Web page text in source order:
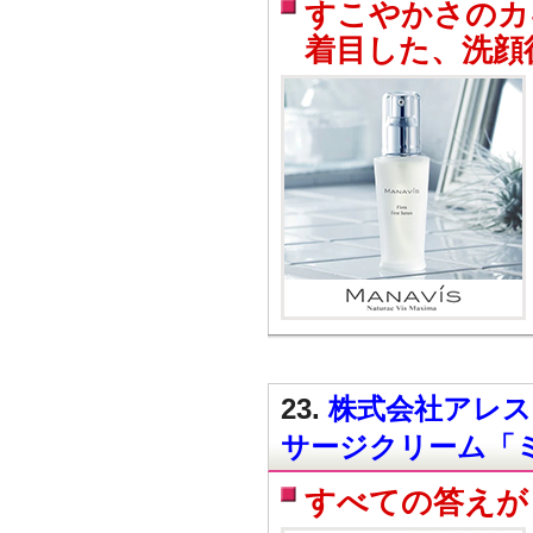
すこやかさの
着目した、洗
23.株式会社アレ
サージクリーム「
すべての答え